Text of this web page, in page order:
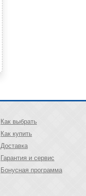
Как выбрать
Как купить
Доставка
Гарантия и сервис
Бонусная программа